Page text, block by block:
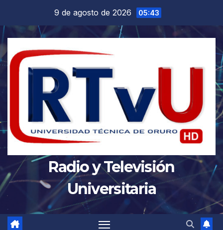
contenido
9 de agosto de 2026 05:43
Radio y Televisión
Universitaria